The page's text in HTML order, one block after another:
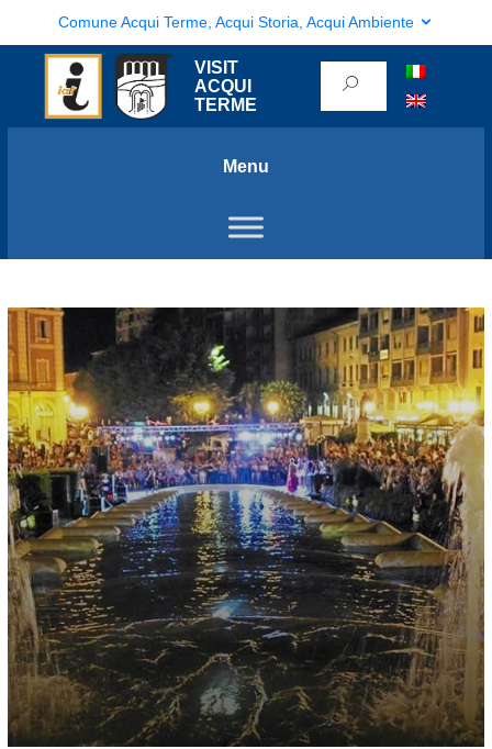
Comune Acqui Terme, Acqui Storia, Acqui Ambiente
VISIT
ACQUI
TERME
Menu